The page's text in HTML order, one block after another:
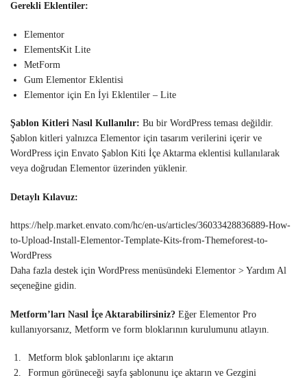
Gerekli Eklentiler:
Elementor
ElementsKit Lite
MetForm
Gum Elementor Eklentisi
Elementor için En İyi Eklentiler – Lite
Şablon Kitleri Nasıl Kullanılır: Bu bir WordPress teması değildir.
Şablon kitleri yalnızca Elementor için tasarım verilerini içerir ve
WordPress için Envato Şablon Kiti İçe Aktarma eklentisi kullanılarak
veya doğrudan Elementor üzerinden yüklenir.
Detaylı Kılavuz:
https://help.market.envato.com/hc/en-us/articles/36033428836889-How-
to-Upload-Install-Elementor-Template-Kits-from-Themeforest-to-
WordPress
Daha fazla destek için WordPress menüsündeki Elementor > Yardım Al
seçeneğine gidin.
Metform’ları Nasıl İçe Aktarabilirsiniz? Eğer Elementor Pro
kullanıyorsanız, Metform ve form bloklarının kurulumunu atlayın.
Metform blok şablonlarını içe aktarın
Formun görüneceği sayfa şablonunu içe aktarın ve Gezgini